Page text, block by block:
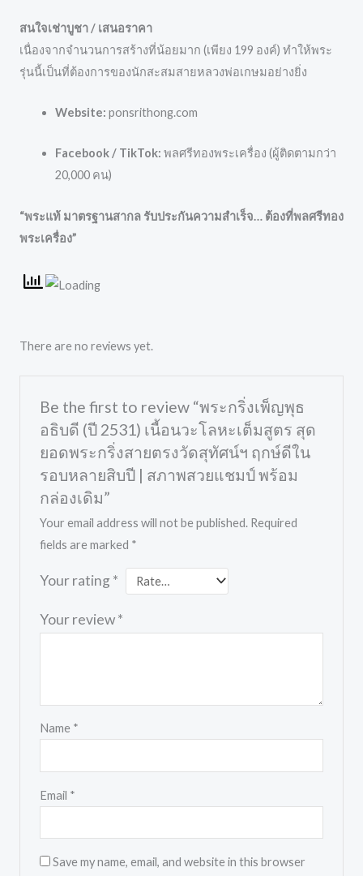
สนใจเช่าบูชา / เสนอราคา
เนื่องจากจำนวนการสร้างที่น้อยมาก (เพียง 199 องค์) ทำให้พระ
รุ่นนี้เป็นที่ต้องการของนักสะสมสายหลวงพ่อเกษมอย่างยิ่ง
Website: ponsrithong.com
Facebook / TikTok: พลศรีทองพระเครื่อง (ผู้ติดตามกว่า
20,000 คน)
“พระแท้ มาตรฐานสากล รับประกันความสำเร็จ… ต้องที่พลศรีทอง
พระเครื่อง”
There are no reviews yet.
Be the first to review “พระกริ่งเพ็ญพุธ
อธิบดี (ปี 2531) เนื้อนวะโลหะเต็มสูตร สุด
ยอดพระกริ่งสายตรงวัดสุทัศน์ฯ ฤกษ์ดีใน
รอบหลายสิบปี | สภาพสวยแชมป์ พร้อม
กล่องเดิม”
Your email address will not be published. Required
fields are marked *
Your rating *
Your review*
Name *
Email *
Save my name, email, and website in this browser